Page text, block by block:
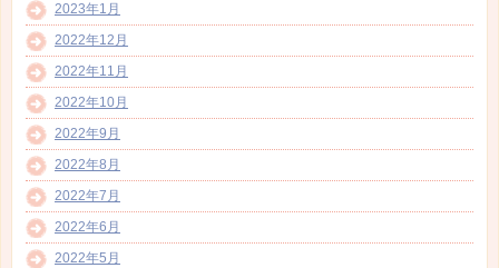
2023年1月
2022年12月
2022年11月
2022年10月
2022年9月
2022年8月
2022年7月
2022年6月
2022年5月